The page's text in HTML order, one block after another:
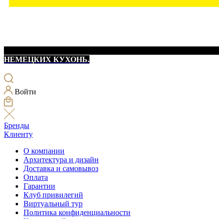
НЕМЕЦКИХ КУХОНЬ.
Войти
Бренды
Клиенту
О компании
Архитектура и дизайн
Доставка и самовывоз
Оплата
Гарантии
Клуб привилегий
Виртуальный тур
Политика конфиденциальности